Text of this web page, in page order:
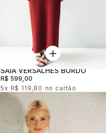
SAIA VERSALHES BORDO
R$ 599,00
5x R$ 119,80